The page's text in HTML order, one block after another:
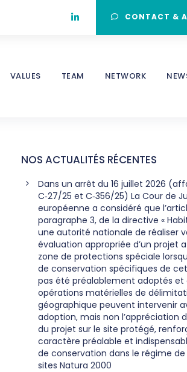
CONTACT &
VALUES TEAM NETWORK
NOS ACTUALITÉS RÉCENTES
Dans un arrêt du 16 juillet 2026
C‑27/25 et C‑356/25) La Cour de
européenne a considéré que
paragraphe 3, de la directive «
une autorité nationale de réaliser
évaluation appropriée d’un projet
zone de protections spéciale
de conservation spécifiques de
pas été préalablement adoptés et
opérations matérielles de
géographique peuvent intervenir
adoption, mais non l’appréciation
du projet sur le site protégé,
caractère préalable et
de conservation dans le régime
sites Natura 2000